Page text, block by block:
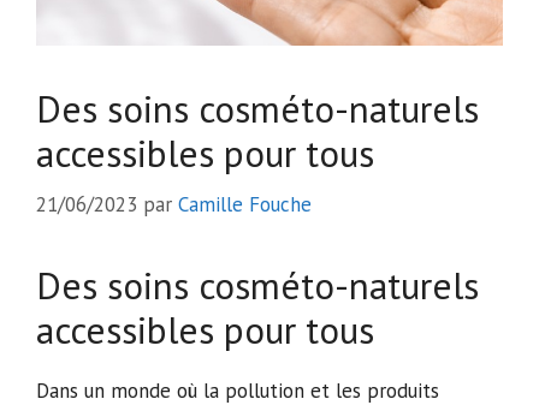
Des soins cosméto-naturels
accessibles pour tous
21/06/2023 par Camille Fouche
Des soins cosméto-naturels
accessibles pour tous
Dans un monde où la pollution et les produits